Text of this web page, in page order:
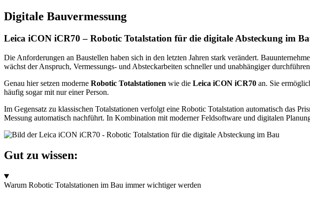
Digitale Bauvermessung
Leica iCON iCR70 – Robotic Totalstation für die digitale Absteckung im
Die Anforderungen an Baustellen haben sich in den letzten Jahren stark verändert.
wächst der Anspruch, Vermessungs- und Absteckarbeiten schneller und unabhängiger
Genau hier setzen moderne Robotic Totalstationen wie die Leica iCON iCR70 an. Sie
häufig sogar mit nur einer Person.
Im Gegensatz zu klassischen Totalstationen verfolgt eine Robotic Totalstation automatisch das
Messung automatisch nachführt. In Kombination mit moderner Feldsoftware und digitalen
Gut zu wissen:
Warum Robotic Totalstationen im Bau immer wichtiger werden